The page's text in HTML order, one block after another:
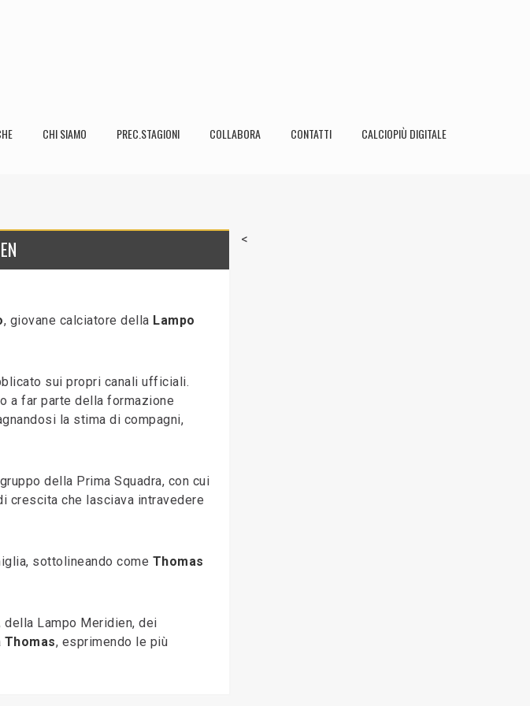
CHI SIAMO PREC.STAGIONI COLLABORA CONTATTI CALCIOPIÙ DIGITALE
, giovane calciatore della Lampo
sui propri canali ufficiali.
a far parte della formazione
la stima di compagni,
della Prima Squadra, con cui
crescita che lasciava intravedere
sottolineando come Thomas
della Lampo Meridien, dei
Thomas, esprimendo le più
<